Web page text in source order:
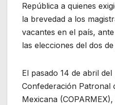
República a quienes
la brevedad a los
vacantes en el país,
las elecciones del dos
El pasado 14 de abril
Confederación Patronal
Mexicana